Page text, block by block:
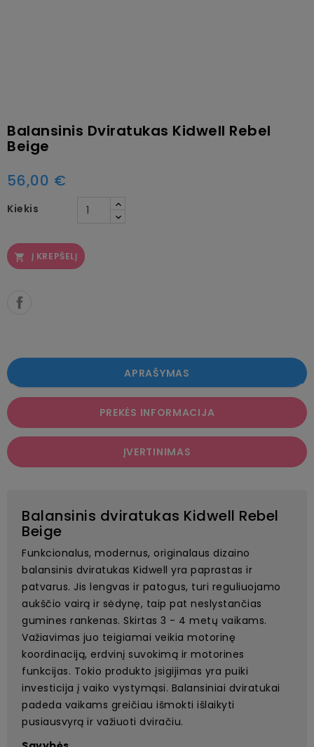
Balansinis Dviratukas Kidwell Rebel
Beige
56,00 €
Kiekis
 Į KREPŠELĮ
APRAŠYMAS
PREKĖS INFORMACIJA
ĮVERTINIMAS
Balansinis dviratukas Kidwell Rebel
Beige
Funkcionalus, modernus, originalaus dizaino
balansinis dviratukas Kidwell yra paprastas ir
patvarus. Jis lengvas ir patogus, turi reguliuojamo
aukščio vairą ir sėdynę, taip pat neslystančias
gumines rankenas. Skirtas 3 - 4 metų vaikams.
Važiavimas juo teigiamai veikia motorinę
koordinaciją, erdvinį suvokimą ir motorines
funkcijas. Tokio produkto įsigijimas yra puiki
investicija į vaiko vystymąsi. Balansiniai dviratukai
padeda vaikams greičiau išmokti išlaikyti
pusiausvyrą ir važiuoti dviračiu.